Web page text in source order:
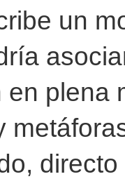
un
en plena